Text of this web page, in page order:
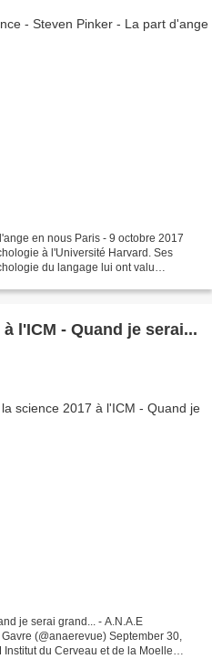
en nous Paris - 9 octobre 2017
à l'Université Harvard. Ses
du langage lui ont valu
l'ICM - Quand je serai...
je serai grand... - A.N.A.E
(@anaerevue) September 30,
du Cerveau et de la Moelle